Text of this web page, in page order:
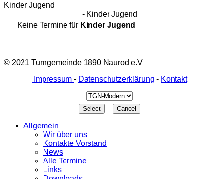
Kinder Jugend
- Kinder Jugend
Keine Termine für Kinder Jugend
© 2021 Turngemeinde 1890 Naurod e.V
Impressum - Datenschutzerklärung - Kontakt
Allgemein
Wir über uns
Kontakte Vorstand
News
Alle Termine
Links